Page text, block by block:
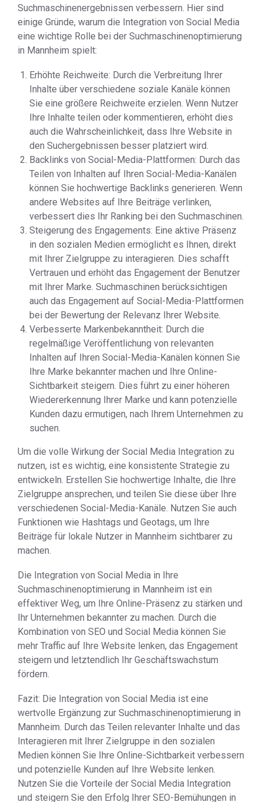
Suchmaschinenergebnissen verbessern. Hier sind
einige Gründe, warum die Integration von Social Media
eine wichtige Rolle bei der Suchmaschinenoptimierung
in Mannheim spielt:
Erhöhte Reichweite: Durch die Verbreitung Ihrer
Inhalte über verschiedene soziale Kanäle können
Sie eine größere Reichweite erzielen. Wenn Nutzer
Ihre Inhalte teilen oder kommentieren, erhöht dies
auch die Wahrscheinlichkeit, dass Ihre Website in
den Suchergebnissen besser platziert wird.
Backlinks von Social-Media-Plattformen: Durch das
Teilen von Inhalten auf Ihren Social-Media-Kanälen
können Sie hochwertige Backlinks generieren. Wenn
andere Websites auf Ihre Beiträge verlinken,
verbessert dies Ihr Ranking bei den Suchmaschinen.
Steigerung des Engagements: Eine aktive Präsenz
in den sozialen Medien ermöglicht es Ihnen, direkt
mit Ihrer Zielgruppe zu interagieren. Dies schafft
Vertrauen und erhöht das Engagement der Benutzer
mit Ihrer Marke. Suchmaschinen berücksichtigen
auch das Engagement auf Social-Media-Plattformen
bei der Bewertung der Relevanz Ihrer Website.
Verbesserte Markenbekanntheit: Durch die
regelmäßige Veröffentlichung von relevanten
Inhalten auf Ihren Social-Media-Kanälen können Sie
Ihre Marke bekannter machen und Ihre Online-
Sichtbarkeit steigern. Dies führt zu einer höheren
Wiedererkennung Ihrer Marke und kann potenzielle
Kunden dazu ermutigen, nach Ihrem Unternehmen zu
suchen.
Um die volle Wirkung der Social Media Integration zu
nutzen, ist es wichtig, eine konsistente Strategie zu
entwickeln. Erstellen Sie hochwertige Inhalte, die Ihre
Zielgruppe ansprechen, und teilen Sie diese über Ihre
verschiedenen Social-Media-Kanäle. Nutzen Sie auch
Funktionen wie Hashtags und Geotags, um Ihre
Beiträge für lokale Nutzer in Mannheim sichtbarer zu
machen.
Die Integration von Social Media in Ihre
Suchmaschinenoptimierung in Mannheim ist ein
effektiver Weg, um Ihre Online-Präsenz zu stärken und
Ihr Unternehmen bekannter zu machen. Durch die
Kombination von SEO und Social Media können Sie
mehr Traffic auf Ihre Website lenken, das Engagement
steigern und letztendlich Ihr Geschäftswachstum
fördern.
Fazit: Die Integration von Social Media ist eine
wertvolle Ergänzung zur Suchmaschinenoptimierung in
Mannheim. Durch das Teilen relevanter Inhalte und das
Interagieren mit Ihrer Zielgruppe in den sozialen
Medien können Sie Ihre Online-Sichtbarkeit verbessern
und potenzielle Kunden auf Ihre Website lenken.
Nutzen Sie die Vorteile der Social Media Integration
und steigern Sie den Erfolg Ihrer SEO-Bemühungen in